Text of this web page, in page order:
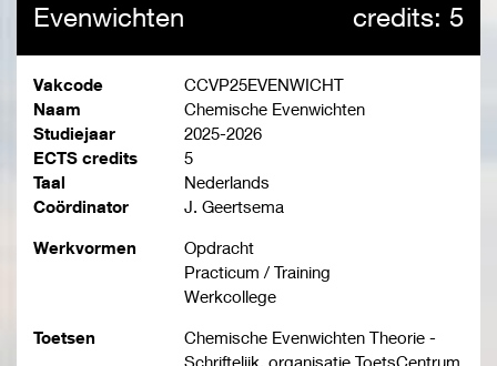
Evenwichten
credits: 5
Vakcode
CCVP25EVENWICHT
Naam
Chemische Evenwichten
Studiejaar
2025-2026
ECTS credits
5
Taal
Nederlands
Coördinator
J. Geertsema
Werkvormen
Opdracht
Practicum / Training
Werkcollege
Toetsen
Chemische Evenwichten Theorie -
Schriftelijk, organisatie ToetsCentrum